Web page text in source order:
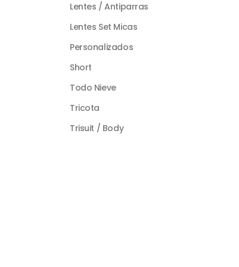
Lentes / Antiparras
Lentes Set Micas
Personalizados
Short
Todo Nieve
Tricota
Trisuit / Body